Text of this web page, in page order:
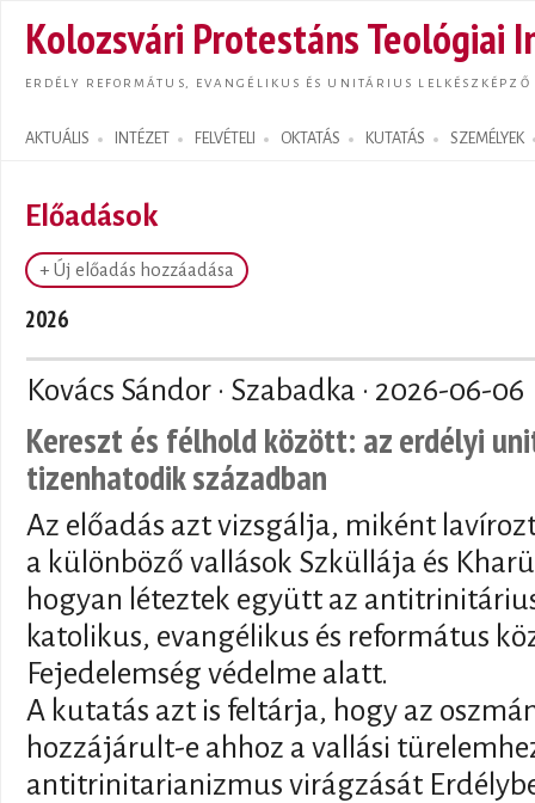
Kolozsvári Protestáns Teológiai
ERDÉLY REFORMÁTUS, EVANGÉLIKUS ÉS UNITÁRIUS LELKÉSZKÉPZŐ
AKTUÁLIS INTÉZET FELVÉTELI OKTATÁS KUTATÁS SZEMÉLYEK
Search form
Előadások
+ Új előadás hozzáadása
2026
Kovács Sándor · Szabadka · 2026-06-06
Kereszt és félhold között: az erdélyi
tizenhatodik században
Az előadás azt vizsgálja, miként
a különböző vallások Szküllája és
hogyan léteztek együtt az
katolikus, evangélikus és református
Fejedelemség védelme alatt.
A kutatás azt is feltárja, hogy az
hozzájárult-e ahhoz a vallási
antitrinitarianizmus virágzását